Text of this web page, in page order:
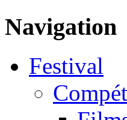
Navigation
Festival